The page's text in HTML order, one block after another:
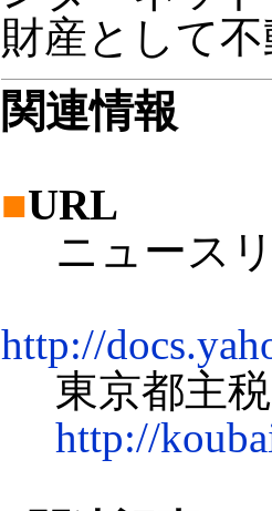
財産として
関連情報
■URL
ニュース
http://
東京都主税
http://